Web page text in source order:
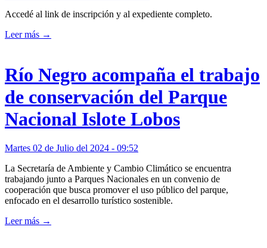
Accedé al link de inscripción y al expediente completo.
Leer más →
Río Negro acompaña el trabajo
de conservación del Parque
Nacional Islote Lobos
Martes 02 de Julio del 2024 - 09:52
La Secretaría de Ambiente y Cambio Climático se encuentra
trabajando junto a Parques Nacionales en un convenio de
cooperación que busca promover el uso público del parque,
enfocado en el desarrollo turístico sostenible.
Leer más →